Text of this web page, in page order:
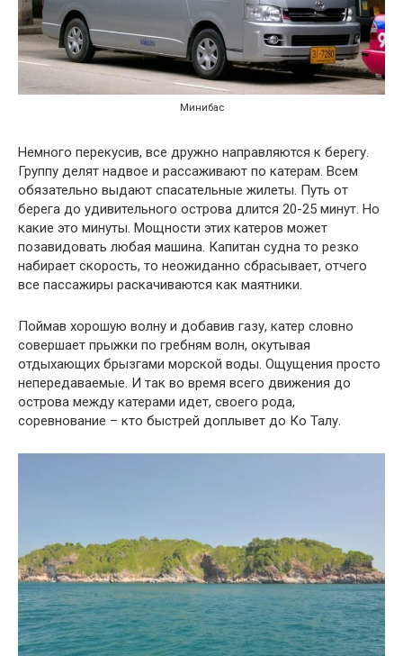
Минибас
Немного перекусив, все дружно направляются к берегу.
Группу делят надвое и рассаживают по катерам. Всем
обязательно выдают спасательные жилеты. Путь от
берега до удивительного острова длится 20-25 минут. Но
какие это минуты. Мощности этих катеров может
позавидовать любая машина. Капитан судна то резко
набирает скорость, то неожиданно сбрасывает, отчего
все пассажиры раскачиваются как маятники.
Поймав хорошую волну и добавив газу, катер словно
совершает прыжки по гребням волн, окутывая
отдыхающих брызгами морской воды. Ощущения просто
непередаваемые. И так во время всего движения до
острова между катерами идет, своего рода,
соревнование – кто быстрей доплывет до Ко Талу.